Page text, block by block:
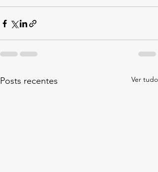
Posts recentes Ver tudo